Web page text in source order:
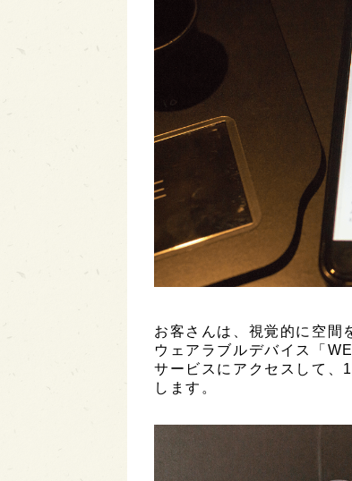
お客さんは、視覚的に空間
ウェアラブルデバイス「
サービスにアクセスして、
します。